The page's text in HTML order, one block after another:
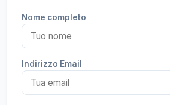
Nome completo
Indirizzo Email